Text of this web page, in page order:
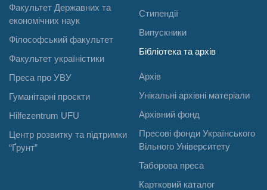
Факультет Державних та
економічних наук
Філософський факультет
Факультет україністики
Преса про УВУ
Гуманітарні проєкти
Hilfezentrum UFU
Центр розвитку та підтримки
“Ґрунт”
Стипендії
Випускники
Бібліотека та архів
Архів
Унікальні архівні матеріали
Архівний фонд
Пресові фонди Українського
Вільного Університету
Таборова преса
Картковий каталог